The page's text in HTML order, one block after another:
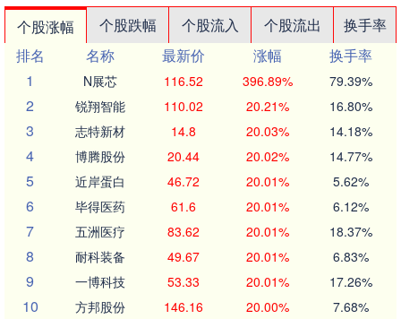
个股涨幅 个股跌幅 个股流入 个股流出
换手率
排名
名称 最新价 涨幅
换手率
1
N展芯 116.52 396.89% 79.39%
2 锐翔智能 110.02 20.21% 16.80%
3 志特新材 14.8 20.03% 14.18%
4 博腾股份 20.44 20.02% 14.77%
5 近岸蛋白 46.72 20.01% 5.62%
6 毕得医药 61.6 20.01% 6.12%
7 五洲医疗 83.62 20.01% 18.37%
8 耐科装备 49.67 20.01% 6.83%
9 一博科技 53.33 20.01% 17.26%
10 方邦股份 146.16 20.00% 7.68%